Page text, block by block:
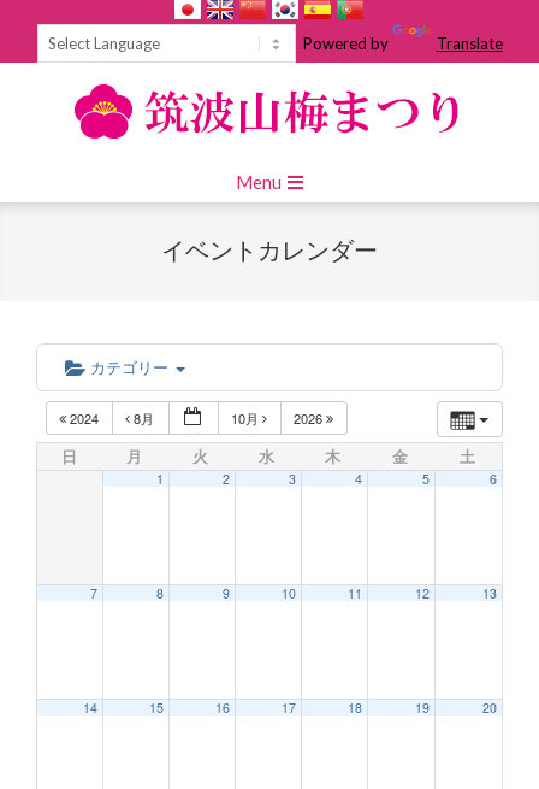
Powered by Translate
Navigation
Menu
イベントカレンダー
カテゴリー
2024 8月 10月 2026
日 月 火 水 木 金 土
1 2 3 4 5 6
7 8 9 10 11 12 13
14 15 16 17 18 19 20